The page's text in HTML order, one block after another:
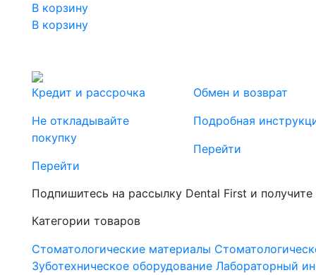
В корзину
В корзину
Кредит и рассрочка
Не откладывайте
покупку
Перейти
Обмен и возврат
Подробная
Перейти
Подпишитесь на рассылку Dental First и
Категории товаров
Стоматологические материалы
Зуботехническое оборудование Лабораторный